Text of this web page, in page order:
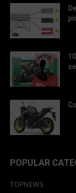
POPULAR
TOPNEWS